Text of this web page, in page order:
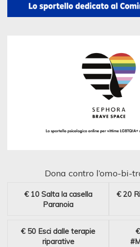
Dona contro l’omo-bi-
€ 10 Salta la casella
Paranoia
€ 20
€ 50 Esci dalle terapie
riparative